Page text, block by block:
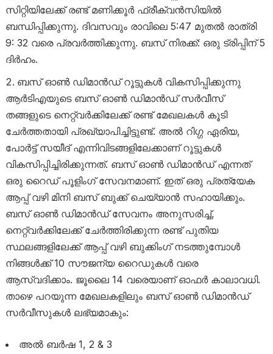
സിറ്റിയിലേക്ക് രണ്ട് മണിക്കൂർ ഫ്രീക്വൻസിയിൽ
ബന്ധിപ്പിക്കുന്നു. ദിവസവും രാവിലെ 5:47 മുതൽ രാത്രി
9: 32 വരെ പ്രവർത്തിക്കുന്നു. ബസ് നിരക്ക്: ഒരു ട്രിപ്പിന് 5
ദിർഹം.
ബസ് ഓൺ ഡിമാൻഡ് റൂട്ടുകൾ വികസിപ്പിക്കുന്നു
ആർടിഎയുടെ ബസ് ഓൺ ഡിമാൻഡ് സർവീസ്
തങ്ങളുടെ നെറ്റ്‌വർക്കിലേക്ക് രണ്ട് മേഖലകൾ കൂടി
ചേർത്തതായി പ്രഖ്യാപിച്ചിട്ടുണ്ട്. അൽ റിഗ്ഗ ഏരിയ,
പോർട്ട് സയീദ് എന്നിവിടങ്ങളിലേക്കാണ് റൂട്ടുകൾ
വികസിപ്പിച്ചിരിക്കുന്നത്. ബസ് ഓൺ ഡിമാൻഡ് എന്നത്
ഒരു റൈഡ് പൂളിംഗ് സേവനമാണ്. ഇത് ഒരു പ്രത്യേക
ആപ്പ് വഴി മിനി ബസ് ബുക്ക് ചെയ്യാൻ സഹായിക്കും.
ബസ് ഓൺ ഡിമാൻഡ് സേവനം അനുസരിച്ച്,
നെറ്റ്‌വർക്കിലേക്ക് ചേർത്തിരിക്കുന്ന രണ്ട് പുതിയ
സ്ഥലങ്ങളിലേക്ക് ആപ്പ് വഴി ബുക്കിംഗ് നടത്തുമ്പോൾ
നിങ്ങൾക്ക് 10 സൗജന്യ റൈഡുകൾ വരെ
ആസ്വദിക്കാം. ജൂലൈ 14 വരെയാണ് ഓഫർ കാലാവധി.
താഴെ പറയുന്ന മേഖലകളിലും ബസ് ഓൺ ഡിമാൻഡ്
സർവീസുകൾ ലഭ്യമാകും:
അൽ ബർഷ 1, 2 & 3